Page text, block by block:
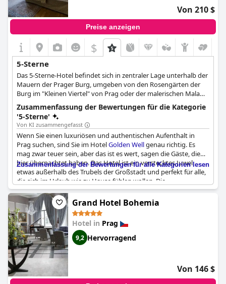
Von 210 $
Preise anzeigen
$
5-Sterne
Das 5-Sterne-Hotel befindet sich in zentraler Lage unterhalb der
Mauern der Prager Burg, umgeben von den Rosengärten der
Burg im "Kleinen Viertel" von Prag oder der malerischen Mala
Strana.
Zusammenfassung der Bewertungen für die Kategorie
'5-Sterne'
Von KI zusammengefasst
Wenn Sie einen luxuriösen und authentischen Aufenthalt in
Prag suchen, sind Sie im HotelGolden Wellgenau richtig. Es
mag zwar teuer sein, aber das ist es wert, sagen die Gäste, die
hier übernachtet haben. Das Hotel ist ein verstecktes Juwel
etwas außerhalb des Trubels der Großstadt und perfekt für alle,
die sich im Urlaub wie zu Hause fühlen wollen. Die
Englischkenntnisse des Empfangspersonals mögen dürftig sein,
aber das 5-Sterne-Hotel macht dies durch seinen
außergewöhnlichen Service und seine Einrichtungen mehr als
wett. Es gibt zwar kein Wellness- oder Fitnesscenter, aber die
Gäste haben festgestellt, dass der einzigartige Charme und die
Schönheit des Hotels dies mehr als wettmachen. Und vergessen
Sie nicht, die kostenlosen Bademäntel in Ihrem schönen Zimmer
zu genießen - es sind die kleinen Aufmerksamkeiten wie diese,
die das
Golden Well
Zusammenfassung der Bewertungen für alle Kategorien lesen
Grand Hotel Bohemia
Hotel in Prag
9,2 Hervorragend
Von 146 $